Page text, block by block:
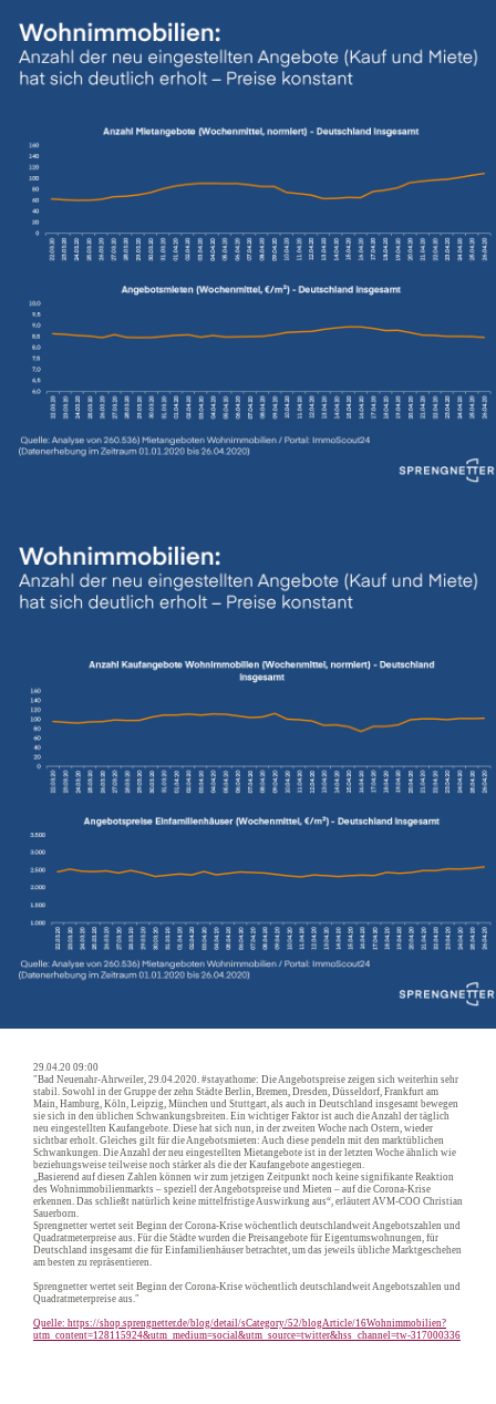
29.04.20 09:00
"Bad Neuenahr-Ahrweiler, 29.04.2020. #stayathome: Die Angebotspreise zeigen sich weiterhin sehr
stabil. Sowohl in der Gruppe der zehn Städte Berlin, Bremen, Dresden, Düsseldorf, Frankfurt am
Main, Hamburg, Köln, Leipzig, München und Stuttgart, als auch in Deutschland insgesamt bewegen
sie sich in den üblichen Schwankungsbreiten. Ein wichtiger Faktor ist auch die Anzahl der täglich
neu eingestellten Kaufangebote. Diese hat sich nun, in der zweiten Woche nach Ostern, wieder
sichtbar erholt. Gleiches gilt für die Angebotsmieten: Auch diese pendeln mit den marktüblichen
Schwankungen. Die Anzahl der neu eingestellten Mietangebote ist in der letzten Woche ähnlich wie
beziehungsweise teilweise noch stärker als die der Kaufangebote angestiegen.
„Basierend auf diesen Zahlen können wir zum jetzigen Zeitpunkt noch keine signifikante Reaktion
des Wohnimmobilienmarkts – speziell der Angebotspreise und Mieten – auf die Corona-Krise
erkennen. Das schließt natürlich keine mittelfristige Auswirkung aus“, erläutert AVM-COO Christian
Sauerborn.
Sprengnetter wertet seit Beginn der Corona-Krise wöchentlich deutschlandweit Angebotszahlen und
Quadratmeterpreise aus. Für die Städte wurden die Preisangebote für Eigentumswohnungen, für
Deutschland insgesamt die für Einfamilienhäuser betrachtet, um das jeweils übliche Marktgeschehen
am besten zu repräsentieren.
Sprengnetter wertet seit Beginn der Corona-Krise wöchentlich deutschlandweit Angebotszahlen und
Quadratmeterpreise aus."
Quelle: https://shop.sprengnetter.de/blog/detail/sCategory/52/blogArticle/16Wohnimmobilien?
utm_content=128115924&utm_medium=social&utm_source=twitter&hss_channel=tw-317000336